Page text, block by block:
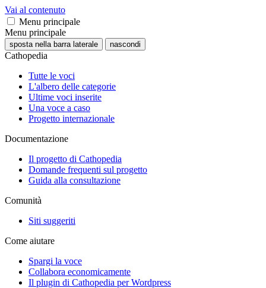
Vai al contenuto
Menu principale
Menu principale
sposta nella barra laterale nascondi
Cathopedia
Tutte le voci
L'albero delle categorie
Ultime voci inserite
Una voce a caso
Progetto internazionale
Documentazione
Il progetto di Cathopedia
Domande frequenti sul progetto
Guida alla consultazione
Comunità
Siti suggeriti
Come aiutare
Spargi la voce
Collabora economicamente
Il plugin di Cathopedia per Wordpress